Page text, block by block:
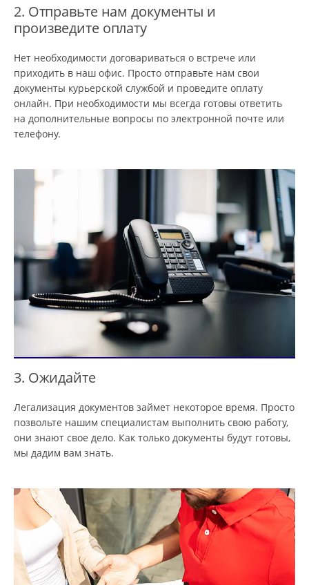
2. Отправьте нам документы и
произведите оплату
Нет необходимости договариваться о встрече или
приходить в наш офис. Просто отправьте нам свои
документы курьерской службой и проведите оплату
онлайн. При необходимости мы всегда готовы ответить
на дополнительные вопросы по электронной почте или
телефону.
3. Ожидайте
Легализация документов займет некоторое время. Просто
позвольте нашим специалистам выполнить свою работу,
они знают свое дело. Как только документы будут готовы,
мы дадим вам знать.